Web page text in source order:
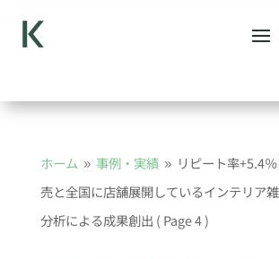
ホーム 9 事例・実績 9 リピート率+5.4
売と全国に店舗展開しているインテリア
分析による成果創出 ( Page 4 )